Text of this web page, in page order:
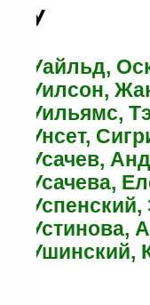
У
Уайльд,
Уилсон,
Уильямс,
Унсет,
Усачев,
Усачева,
Устинова,
Ушинский,